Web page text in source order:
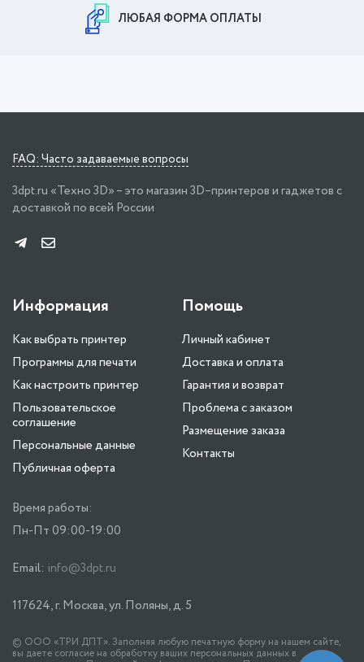
ЛЮБАЯ ФОРМА ОПЛАТЫ
FAQ: Часто задаваемые вопросы
3dpt.ru «Техно 3D» – это магазин 3D–принтеров и гаджетов с
доставкой по всей России
Информация
Как выбрать принтер
Программы для печати
Как настроить принтер
Пользовательское
соглашение
Персональные данные
Публичная оферта
Помощь
Личный кабинет
Доставка и оплата
Гарантия и возврат
Проблема с заказом
Размещение заказа
Контакты
Время работы:
Пн-Пт 09:00-19:00
Email: info@3dpt.ru
117624, г. Москва, ул. Поляны, д. 5
© ООО «ТРИ ДПТ». Заполняя любую печатную форму на нашем сайте,
вы даете согласие на обработку ваших персональных данных в